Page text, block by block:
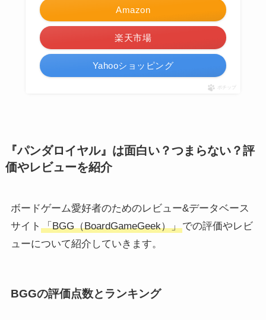
Amazon
楽天市場
Yahooショッピング
ポチップ
『パンダロイヤル』は面白い？つまらない？評
価やレビューを紹介
ボードゲーム愛好者のためのレビュー&データベース
サイト 「BGG（BoardGameGeek）」での評価やレビ
ューについて紹介していきます。
BGGの評価点数とランキング